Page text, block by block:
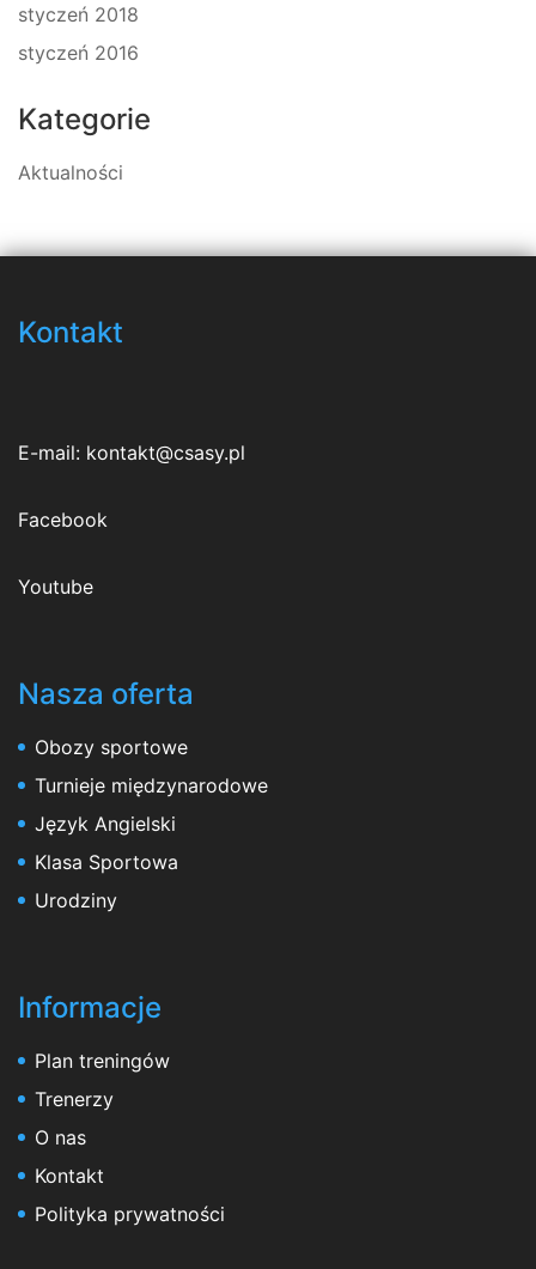
styczeń 2018
styczeń 2016
Kategorie
Aktualności
Kontakt
E-mail: kontakt@csasy.pl
Facebook
Youtube
Nasza oferta
Obozy sportowe
Turnieje międzynarodowe
Język Angielski
Klasa Sportowa
Urodziny
Informacje
Plan treningów
Trenerzy
O nas
Kontakt
Polityka prywatności